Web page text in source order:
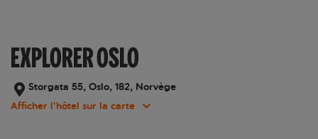
EXPLORER OSLO
Storgata 55, Oslo, 182, Norvège
Afficher l’hôtel sur la carte